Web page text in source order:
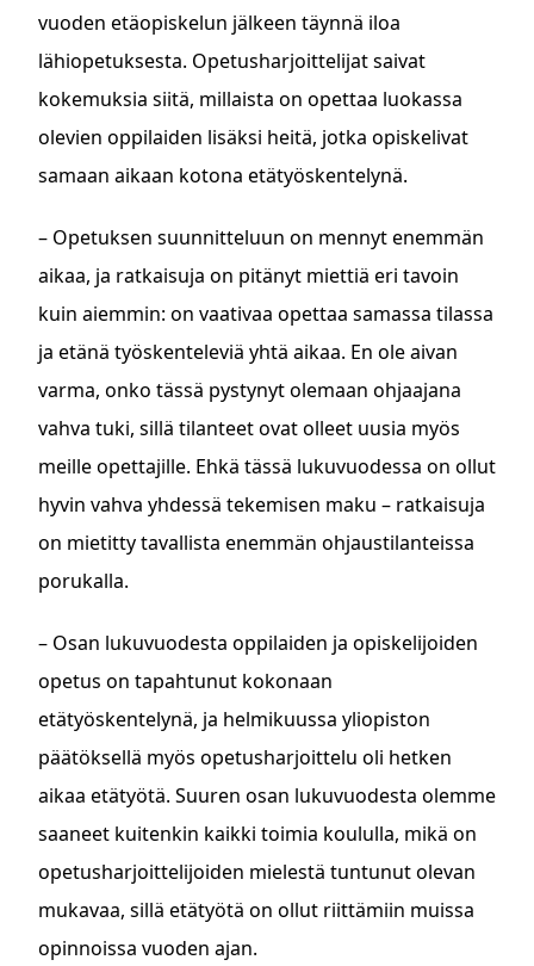
vuoden etäopiskelun jälkeen täynnä iloa
lähiopetuksesta. Opetusharjoittelijat saivat
kokemuksia siitä, millaista on opettaa luokassa
olevien oppilaiden lisäksi heitä, jotka opiskelivat
samaan aikaan kotona etätyöskentelynä.
– Opetuksen suunnitteluun on mennyt enemmän
aikaa, ja ratkaisuja on pitänyt miettiä eri tavoin
kuin aiemmin: on vaativaa opettaa samassa tilassa
ja etänä työskenteleviä yhtä aikaa. En ole aivan
varma, onko tässä pystynyt olemaan ohjaajana
vahva tuki, sillä tilanteet ovat olleet uusia myös
meille opettajille. Ehkä tässä lukuvuodessa on ollut
hyvin vahva yhdessä tekemisen maku – ratkaisuja
on mietitty tavallista enemmän ohjaustilanteissa
porukalla.
– Osan lukuvuodesta oppilaiden ja opiskelijoiden
opetus on tapahtunut kokonaan
etätyöskentelynä, ja helmikuussa yliopiston
päätöksellä myös opetusharjoittelu oli hetken
aikaa etätyötä. Suuren osan lukuvuodesta olemme
saaneet kuitenkin kaikki toimia koululla, mikä on
opetusharjoittelijoiden mielestä tuntunut olevan
mukavaa, sillä etätyötä on ollut riittämiin muissa
opinnoissa vuoden ajan.